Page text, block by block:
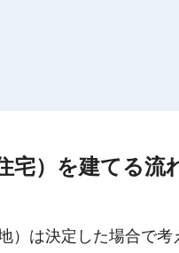
宅）を建てる流
は決定した場合で考